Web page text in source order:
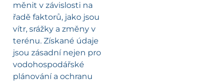
měnit v závislosti na
řadě faktorů, jako jsou
vítr, srážky a změny v
terénu. Získané údaje
jsou zásadní nejen pro
vodohospodářské
plánování a ochranu